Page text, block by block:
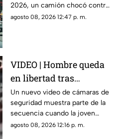
del Sol HOY
2026, un camión chocó contra
una cabina de una plaza de
agosto 08, 2026 12:47 p. m.
VIDEO | Hombre queda
en libertad tras
mantener cautiva a
joven; difunden
momento en que
víctima escapa
Un nuevo video de cámaras de
seguridad muestra parte de la
secuencia cuando la joven
corre semidesnuda por la calle
agosto 08, 2026 12:16 p. m.